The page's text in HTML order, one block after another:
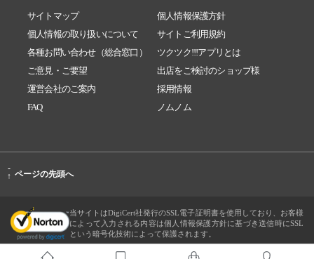
サイトマップ
個人情報保護方針
個人情報の取り扱いについて
サイトご利用規約
各種お問い合わせ（総合窓口）
ツクツク!!!アプリとは
ご意見・ご要望
出店をご検討のショップ様
運営会社のご案内
採用情報
FAQ
ノムノム
-
↑ ページの先頭へ
当サイトはDigiCert社発行のSSL電子証明書を使用しており、お客様
によって入力される内容は個人情報保護方針に基づき送信時にSSL
という暗号化技術によって保護されます。